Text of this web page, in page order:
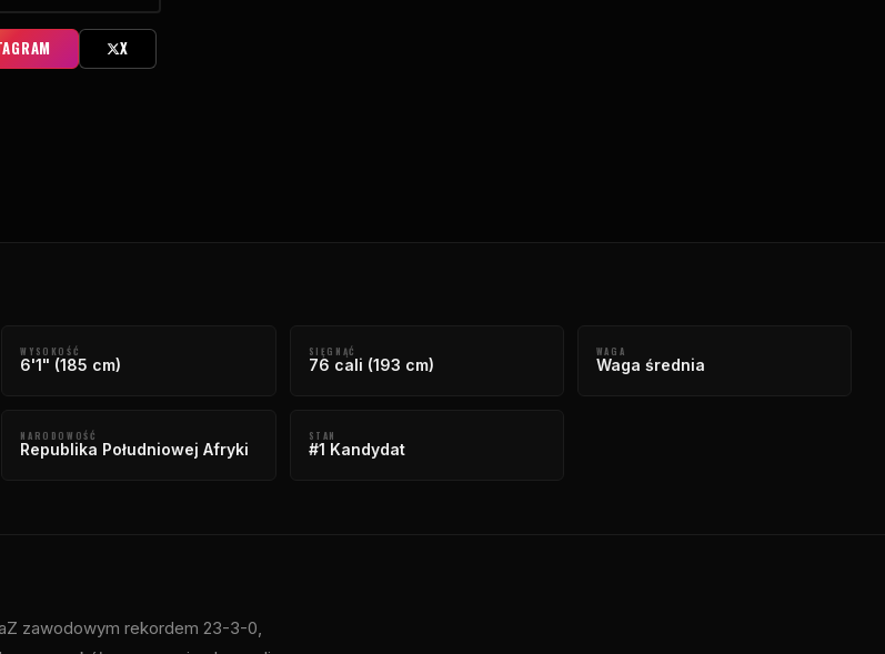
X
WYSOKOŚĆ
6'1" (185 cm)
SIĘGNĄĆ
76 cali (193 cm)
WAGA
Waga średnia
NARODOWOŚĆ
Republika Południowej Afryki
STAN
#1 Kandydat
zawodowym rekordem 23-3-0,